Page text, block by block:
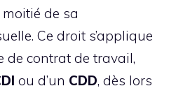
de sa
Ce droit s’applique
de contrat de travail,
ou d’un CDD, dès lors